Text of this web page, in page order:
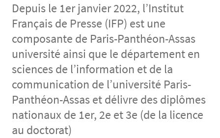
Depuis le 1er janvier 2022, l’Institut
Français de Presse (IFP) est une
composante de Paris-Panthéon-Assas
université ainsi que le département en
sciences de l’information et de la
communication de l’université Paris-
Panthéon-Assas et délivre des diplômes
nationaux de 1er, 2e et 3e (de la licence
au doctorat)